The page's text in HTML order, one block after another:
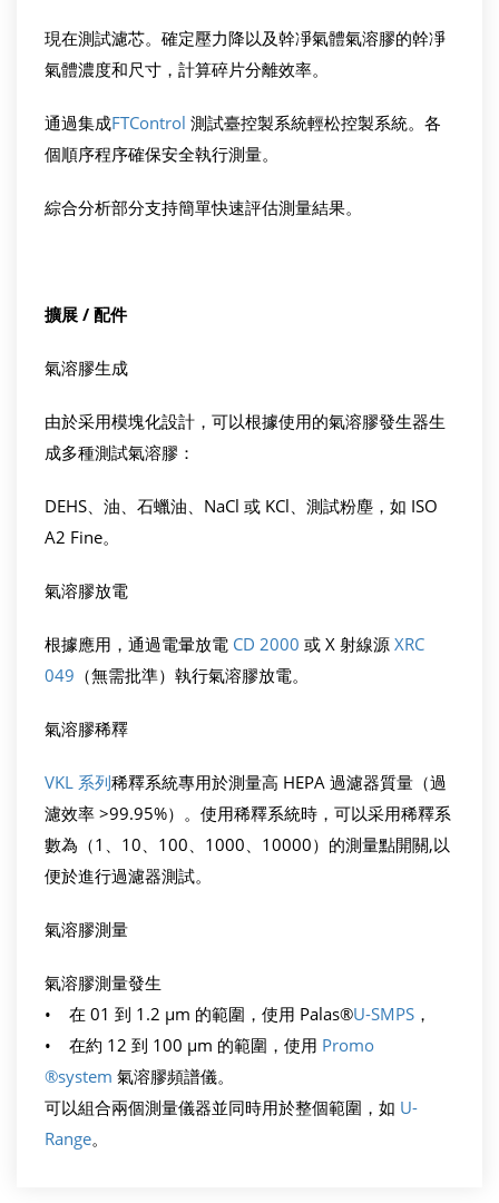
現在測試濾芯。確定壓力降以及幹凈氣體氣溶膠的幹凈
氣體濃度和尺寸，計算碎片分離效率。
通過集成FTControl 測試臺控製系統輕松控製系統。各
個順序程序確保安全執行測量。
綜合分析部分支持簡單快速評估測量結果。
擴展 / 配件
氣溶膠生成
由於采用模塊化設計，可以根據使用的氣溶膠發生器生
成多種測試氣溶膠：
DEHS、油、石蠟油、NaCl 或 KCl、測試粉塵，如 ISO
A2 Fine。
氣溶膠放電
根據應用，通過電暈放電 CD 2000 或 X 射線源 XRC
049 （無需批準）執行氣溶膠放電。
氣溶膠稀釋
VKL 系列稀釋系統專用於測量高 HEPA 過濾器質量（過
濾效率 >99.95%）。使用稀釋系統時，可以采用稀釋系
數為（1、10、100、1000、10000）的測量點開關,以
便於進行過濾器測試。
氣溶膠測量
氣溶膠測量發生
• 在 01 到 1.2 µm 的範圍，使用 Palas®U-SMPS ，
• 在約 12 到 100 µm 的範圍，使用 Promo
®system 氣溶膠頻譜儀。
可以組合兩個測量儀器並同時用於整個範圍，如 U-
Range。